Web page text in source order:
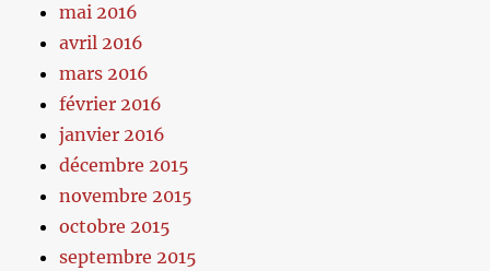
mai 2016
avril 2016
mars 2016
février 2016
janvier 2016
décembre 2015
novembre 2015
octobre 2015
septembre 2015